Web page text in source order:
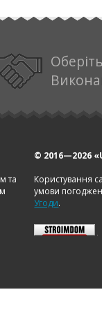
Оберіть
та
© 2016—2026
Користування
умови
Угоди.